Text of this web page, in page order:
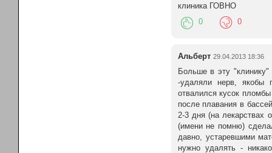
клиника ГОВНО
0
0
Альберт 29.04.2013 18:36
Больше в эту
-удаляли нерв, якобы
отвалился кусок
после плавания в
2-3 дня (на лекарствах
(имени не помню)
давно, устаревшими
нужно удалять -